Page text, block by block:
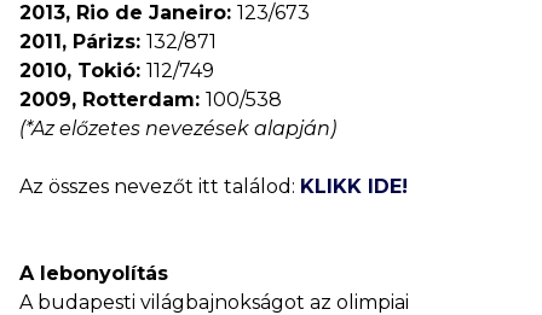
2013, Rio de Janeiro: 123/673
2011, Párizs: 132/871
2010, Tokió: 112/749
2009, Rotterdam: 100/538
(*Az előzetes nevezések alapján)
Az összes nevezőt itt találod: KLIKK IDE!
A lebonyolítás
A budapesti világbajnokságot az olimpiai